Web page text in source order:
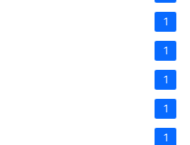
1
1
1
1
1